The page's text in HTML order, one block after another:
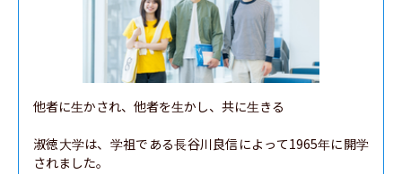
他者に生かされ、他者を生かし、共に生きる
淑徳大学は、学祖である長谷川良信によって1965年に開学
されました。